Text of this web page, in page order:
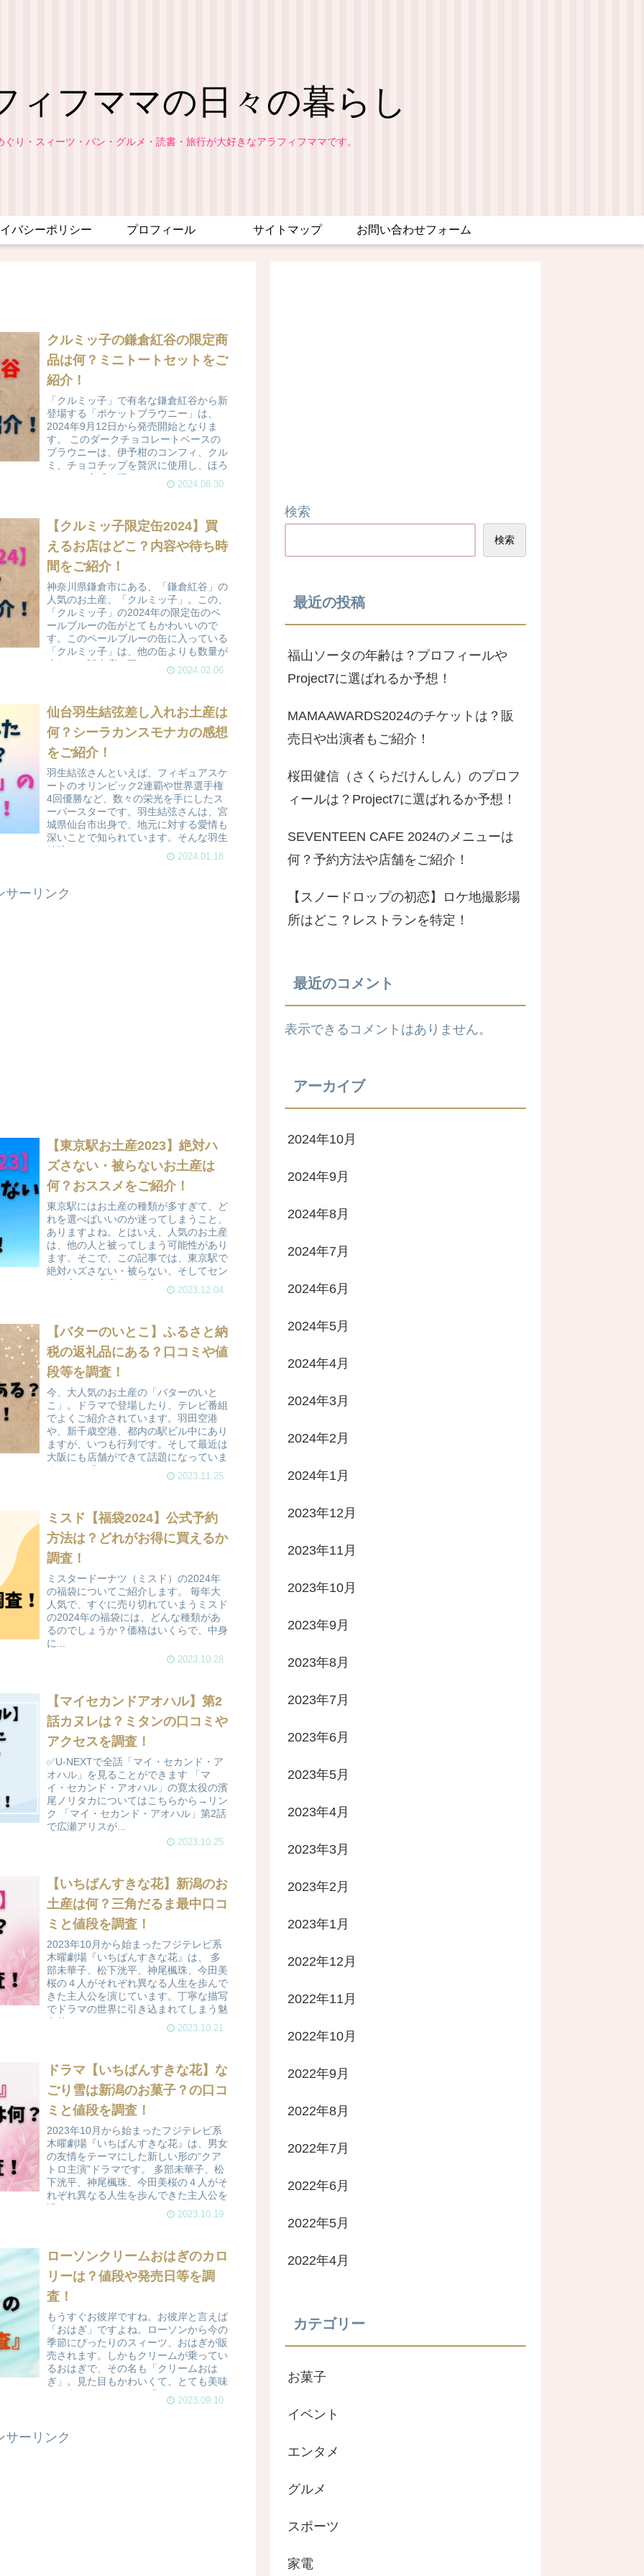
ィフママの日々の暮らし
ぐり・スィーツ・パン・グルメ・読書・旅行が大好きなアラフィフママです。
バシーポリシー プロフィール サイトマップ お問い合わせフォーム
クルミッ子の鎌倉紅谷の限定商
品は何？ミニトートセットをご
紹介！
「クルミッ子」で有名な鎌倉紅谷から新
登場する「ポケットブラウニー」は、
2024年9月12日から発売開始となりま
す。 このダークチョコレートベースの
ブラウニーは、伊予柑のコンフィ、クル
ミ、チョコチップを贅沢に使用し、ほろ
っとした食感と深...
2024.08.30
【クルミッ子限定缶2024】買
えるお店はどこ？内容や待ち時
間をご紹介！
神奈川県鎌倉市にある、「鎌倉紅谷」の
人気のお土産、「クルミッ子」。この、
「クルミッ子」の2024年の限定缶のペ
ールブルーの缶がとてもかわいいので
す。このペールブルーの缶に入っている
「クルミッ子」は、他の缶よりも数量が
少なく、販売店も限られて...
2024.02.06
仙台羽生結弦差し入れお土産は
何？シーラカンスモナカの感想
をご紹介！
羽生結弦さんといえば、フィギュアスケ
ートのオリンピック2連覇や世界選手権
4回優勝など、数々の栄光を手にしたス
ーパースターです。羽生結弦さんは、宮
城県仙台市出身で、地元に対する愛情も
深いことで知られています。そんな羽生
結弦さんが、アイスショー...
2024.01.18
サーリンク
【東京駅お土産2023】絶対ハ
ズさない・被らないお土産は
何？おススメをご紹介！
東京駅にはお土産の種類が多すぎて、ど
れを選べばいいのか迷ってしまうこと、
ありますよね。とはいえ、人気のお土産
は、他の人と被ってしまう可能性があり
ます。そこで、この記事では、東京駅で
絶対ハズさない・被らない、そしてセン
スの良いお土産をご紹介し...
2023.12.04
【バターのいとこ】ふるさと納
税の返礼品にある？口コミや値
段等を調査！
今、大人気のお土産の「バターのいと
こ」。ドラマで登場したり、テレビ番組
でよくご紹介されています。羽田空港
や、新千歳空港、都内の駅ビル中にあり
ますが、いつも行列です。そして最近は
大阪にも店舗ができて話題になっていま
す。この「バターのいとこ」は...
2023.11.25
ミスド【福袋2024】公式予約
方法は？どれがお得に買えるか
調査！
ミスタードーナツ（ミスド）の2024年
の福袋についてご紹介します。 毎年大
人気で、すぐに売り切れていまうミスド
の2024年の福袋には、どんな種類があ
るのでしょうか？価格はいくらで、中身
に...
2023.10.28
【マイセカンドアオハル】第2
話カヌレは？ミタンの口コミや
アクセスを調査！
✅U-NEXTで全話「マイ・セカンド・ア
オハル」を見ることができます 「マ
イ・セカンド・アオハル」の寛太役の濱
尾ノリタカについてはこちらから→リン
ク 「マイ・セカンド・アオハル」第2話
で広瀬アリスが...
2023.10.25
【いちばんすきな花】新潟のお
土産は何？三角だるま最中口コ
ミと値段を調査！
2023年10月から始まったフジテレビ系
木曜劇場『いちばんすきな花』は、 多
部未華子、松下洸平、神尾楓珠、今田美
桜の４人がそれぞれ異なる人生を歩んで
きた主人公を演じています。丁寧な描写
でドラマの世界に引き込まれてしまう魅
力的なドラマです。...
2023.10.21
ドラマ【いちばんすきな花】な
ごり雪は新潟のお菓子？の口コ
ミと値段を調査！
2023年10月から始まったフジテレビ系
木曜劇場『いちばんすきな花』は、男女
の友情をテーマにした新しい形の“クア
トロ主演”ドラマです。 多部未華子、松
下洸平、神尾楓珠、今田美桜の４人がそ
れぞれ異なる人生を歩んできた主人公を
演じてい...
2023.10.19
ローソンクリームおはぎのカロ
リーは？値段や発売日等を調
査！
もうすぐお彼岸ですね。お彼岸と言えば
「おはぎ」ですよね。ローソンから今の
季節にぴったりのスィーツ、おはぎが販
売されます。しかもクリームが乗ってい
るおはぎで、その名も「クリームおは
ぎ」。見た目もかわいくて、とても美味
しそうですよね。この「クリ...
2023.09.10
サーリンク
検索
検索
最近の投稿
福山ソータの年齢は？プロフィールや
Project7に選ばれるか予想！
MAMAAWARDS2024のチケットは？販
売日や出演者もご紹介！
桜田健信（さくらだけんしん）のプロフ
ィールは？Project7に選ばれるか予想！
SEVENTEEN CAFE 2024のメニューは
何？予約方法や店舗をご紹介！
【スノードロップの初恋】ロケ地撮影場
所はどこ？レストランを特定！
最近のコメント
表示できるコメントはありません。
アーカイブ
2024年10月
2024年9月
2024年8月
2024年7月
2024年6月
2024年5月
2024年4月
2024年3月
2024年2月
2024年1月
2023年12月
2023年11月
2023年10月
2023年9月
2023年8月
2023年7月
2023年6月
2023年5月
2023年4月
2023年3月
2023年2月
2023年1月
2022年12月
2022年11月
2022年10月
2022年9月
2022年8月
2022年7月
2022年6月
2022年5月
2022年4月
カテゴリー
お菓子
イベント
エンタメ
グルメ
スポーツ
家電